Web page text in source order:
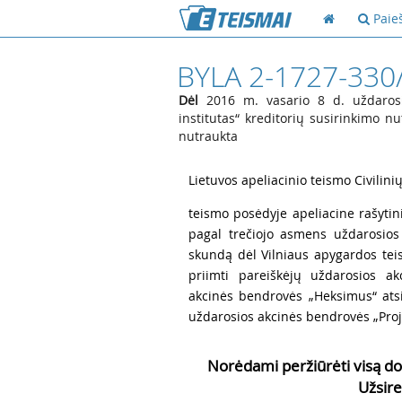
BYLA 2-1727-
Dėl 2016 m. vasario 8 d.
institutas“ kreditorių susirinkimo
nutraukta
Lietuvos apeliacinio teismo
teismo posėdyje apeliacine
pagal trečiojo asmens
skundą dėl Vilniaus apygardos
priimti pareiškėjų uždarosios
akcinės bendrovės „Heksimus“
uždarosios akcinės bendrovės
Norėdami peržiūrėti visą